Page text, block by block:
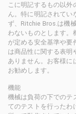
こに明記するもの以
ん。特に明記されてい
ず、Ritchie Bros.は機
わないものとします。
が定める安全基準や要
は商品性に関する表明
ありません。お客様に
お勧めします。
機能
機械は負荷の下でのテ
てのテストを行ったわ